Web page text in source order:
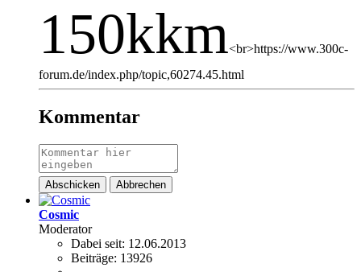
150kkm<br>https://www.300c-
forum.de/index.php/topic,60274.45.html
Kommentar
Abschicken Abbrechen
Cosmic
Moderator
Dabei seit: 12.06.2013
Beiträge: 13926